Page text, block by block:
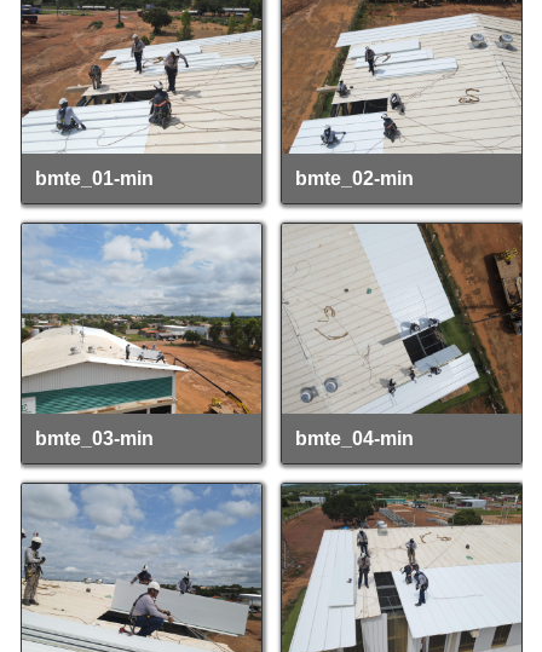
bmte_01-min bmte_02-min
bmte_03-min
bmte_03-min
bmte_04-min
bmte_04-min
bmte_05-min bmte_06-min